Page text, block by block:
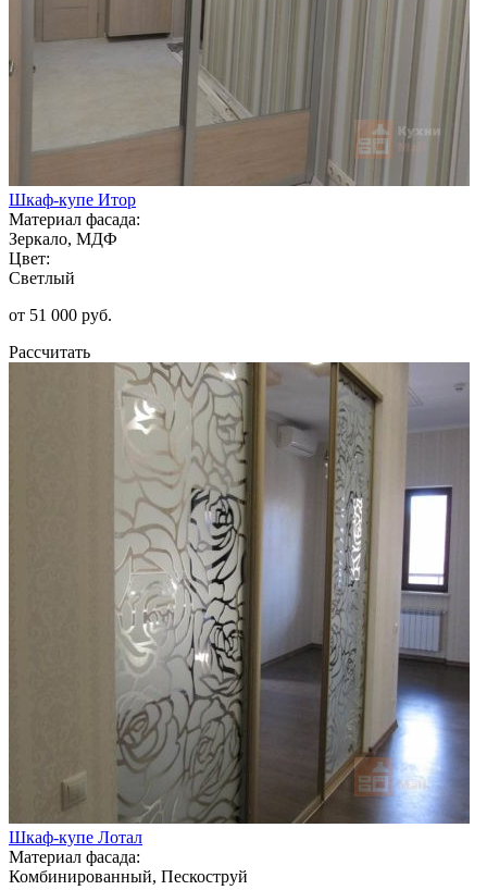
Шкаф-купе Итор
Материал фасада:
Зеркало, МДФ
Цвет:
Светлый
от 51 000 руб.
Рассчитать
Шкаф-купе Лотал
Материал фасада:
Комбинированный, Пескоструй